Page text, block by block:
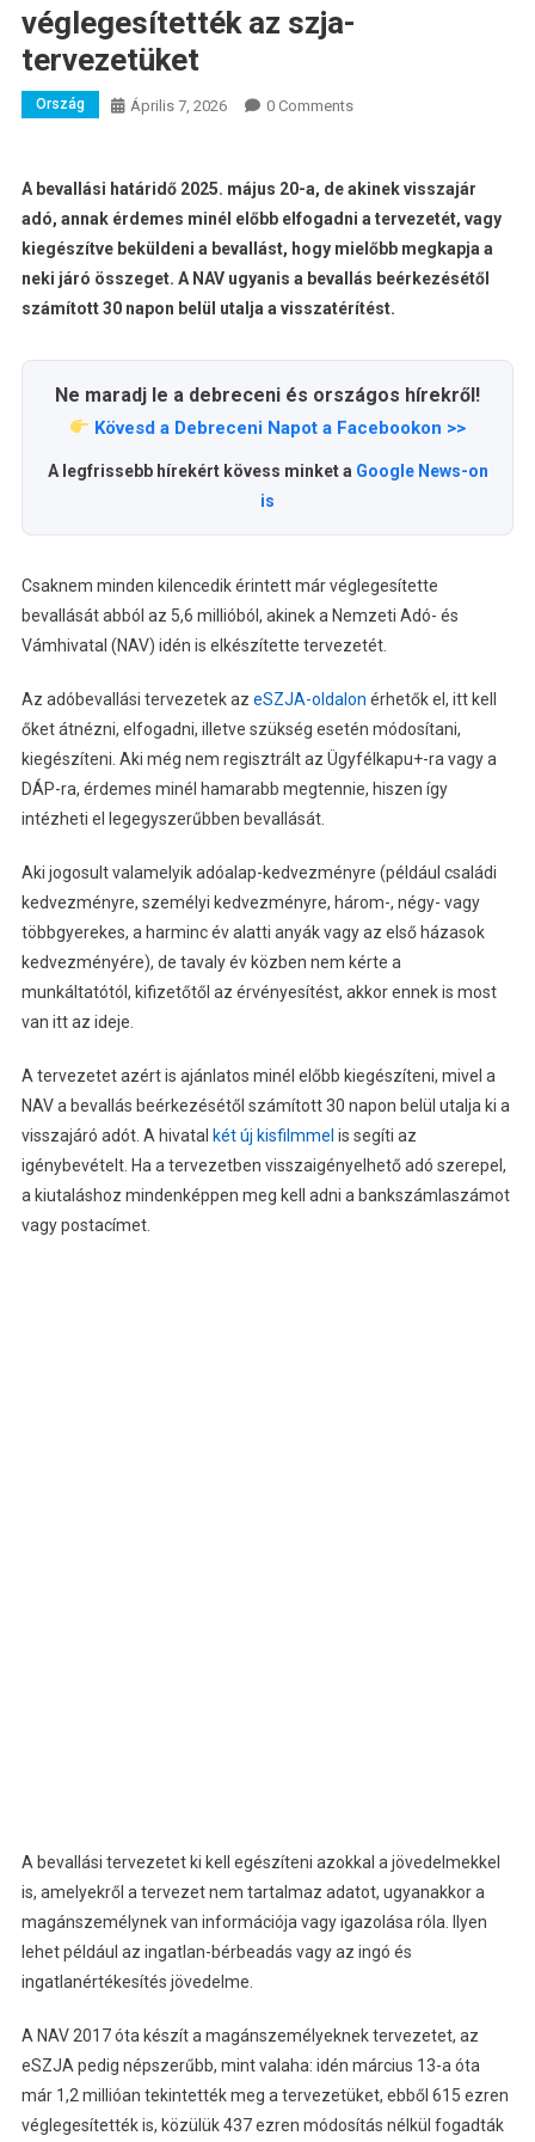
véglegesítették az szja-
tervezetüket
Ország Április 7, 2026 0 Comments
A bevallási határidő 2025. május 20-a, de akinek visszajár
adó, annak érdemes minél előbb elfogadni a tervezetét, vagy
kiegészítve beküldeni a bevallást, hogy mielőbb megkapja a
neki járó összeget. A NAV ugyanis a bevallás beérkezésétől
számított 30 napon belül utalja a visszatérítést.
Ne maradj le a debreceni és országos hírekről!
Kövesd a Debreceni Napot a Facebookon >>
A legfrissebb hírekért kövess minket a Google News-on
is
Csaknem minden kilencedik érintett már véglegesítette
bevallását abból az 5,6 millióból, akinek a Nemzeti Adó- és
Vámhivatal (NAV) idén is elkészítette tervezetét.
Az adóbevallási tervezetek az eSZJA-oldalon érhetők el, itt kell
őket átnézni, elfogadni, illetve szükség esetén módosítani,
kiegészíteni. Aki még nem regisztrált az Ügyfélkapu+-ra vagy a
DÁP-ra, érdemes minél hamarabb megtennie, hiszen így
intézheti el legegyszerűbben bevallását.
Aki jogosult valamelyik adóalap-kedvezményre (például családi
kedvezményre, személyi kedvezményre, három-, négy- vagy
többgyerekes, a harminc év alatti anyák vagy az első házasok
kedvezményére), de tavaly év közben nem kérte a
munkáltatótól, kifizetőtől az érvényesítést, akkor ennek is most
van itt az ideje.
A tervezetet azért is ajánlatos minél előbb kiegészíteni, mivel a
NAV a bevallás beérkezésétől számított 30 napon belül utalja ki a
visszajáró adót. A hivatal két új kisfilmmel is segíti az
igénybevételt. Ha a tervezetben visszaigényelhető adó szerepel,
a kiutaláshoz mindenképpen meg kell adni a bankszámlaszámot
vagy postacímet.
A bevallási tervezetet ki kell egészíteni azokkal a jövedelmekkel
is, amelyekről a tervezet nem tartalmaz adatot, ugyanakkor a
magánszemélynek van információja vagy igazolása róla. Ilyen
lehet például az ingatlan-bérbeadás vagy az ingó és
ingatlanértékesítés jövedelme.
A NAV 2017 óta készít a magánszemélyeknek tervezetet, az
eSZJA pedig népszerűbb, mint valaha: idén március 13-a óta
már 1,2 millióan tekintették meg a tervezetüket, ebből 615 ezren
véglegesítették is, közülük 437 ezren módosítás nélkül fogadták